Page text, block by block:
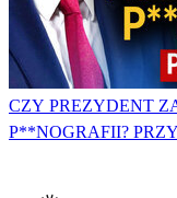
CZY PREZYDENT
P**NOGRAFII?